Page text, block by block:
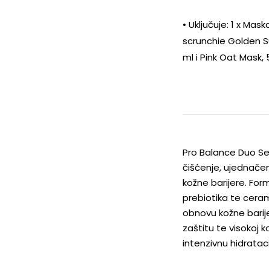
• Uključuje: 1 x
scrunchie Golden
ml i Pink Oat Mask,
Pro Balance Duo
čišćenje,
kožne barijere.
prebiotika te
obnovu kožne
zaštitu te visokoj
intenzivnu